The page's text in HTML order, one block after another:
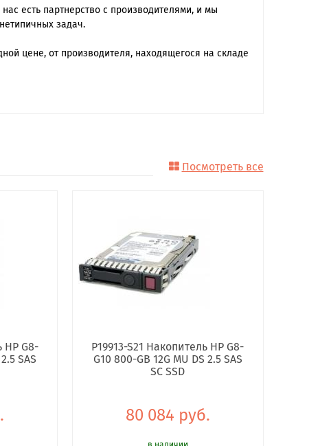
есть партнерство с производителями, и мы
задач.
цене, от производителя, находящегося на складе
Посмотреть все
HP G8-
SAS
P19913-S21 Накопитель HP G8-
G10 800-GB 12G MU DS 2.5 SAS
SC SSD
80 084 руб.